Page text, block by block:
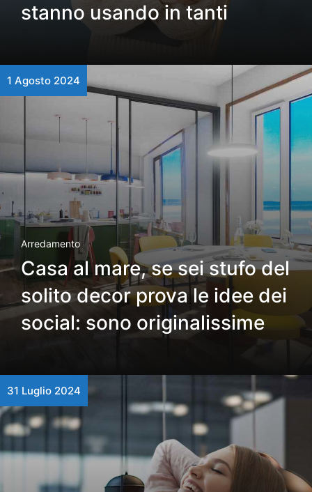
stanno usando in tanti
1 Agosto 2024
Arredamento
Casa al mare, se sei stufo del
solito decor prova le idee dei
social: sono originalissime
31 Luglio 2024